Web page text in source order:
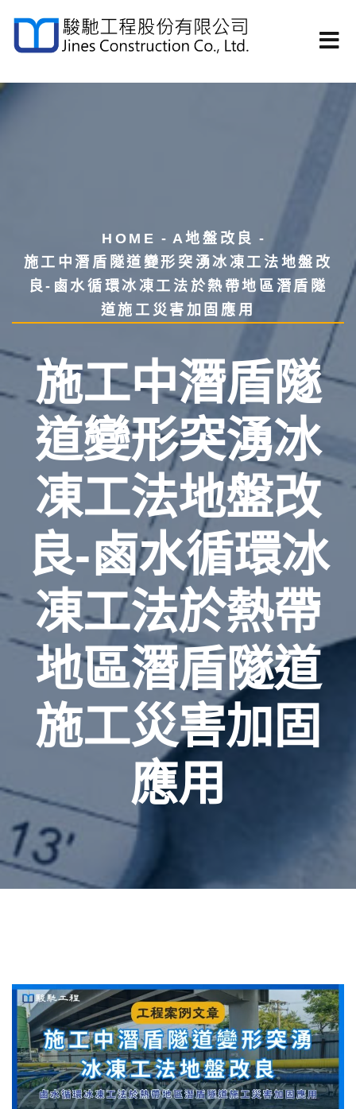
HOME
A地盤改良
施工中潛盾隧道變形突湧冰凍工法地盤改
良-鹵水循環冰凍工法於熱帶地區潛盾隧
道施工災害加固應用
施工中潛盾隧
道變形突湧冰
凍工法地盤改
良-鹵水循環冰
凍工法於熱帶
地區潛盾隧道
施工災害加固
應用